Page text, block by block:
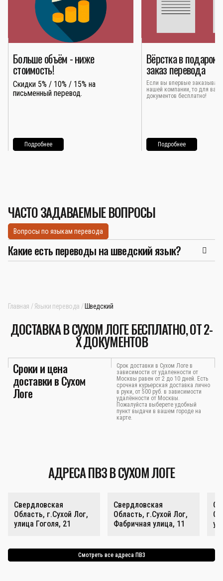
Больше объём - ниже
стоимость!
Скидки 5% / 10% / 15% на
письменный перевод.
Подробнее
Вёрстка в подарок
заказ перевода
Если вы впервые
нашей компании, то для вас
документов бесплатно!
Подробнее
ЧАСТО ЗАДАВАЕМЫЕ ВОПРОСЫ
Вопросы по языкам перевода
Какие есть переводы на шведский язык?
Главная Языки перевода Шведский
ДОСТАВКА В СУХОМ ЛОГЕ БЕСПЛАТНО, ОТ 2-
Х ДОКУМЕНТОВ
Сроки и цена
доставки в Сухом
Логе
Срок доставки в Сухом Логе в
зависимости от удаленности от
Москвы равен от 2 до 10 дней. Есть
срочная курьерская доставка лично
в руки, от 500 руб. в зависимости
удалённости от Москвы.
Пожалуйста выберете удобный
пункт выдачи в вашем городе на
карте.
АДРЕСА ПВЗ В СУХОМ ЛОГЕ
Свердловская
Область, г.Сухой Лог,
улица Гоголя, 21
Свердловская
Область, г.Сухой Лог,
Фабричная улица, 11
Смотреть все адреса ПВЗ